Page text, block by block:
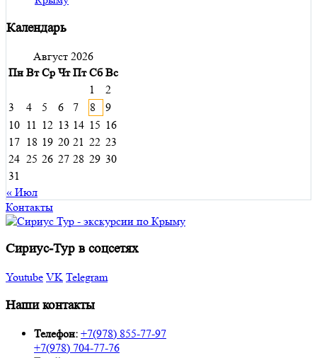
Календарь
Август 2026
Пн Вт Ср Чт Пт Сб Вс
1
2
3
4 5 6 7 8
9
10 11 12 13 14 15 16
17 18 19 20 21 22 23
24 25 26 27 28 29 30
31
« Июл
Контакты
Сириус-Тур в соцсетях
Youtube VK Telegram
Наши контакты
Телефон: +7(978) 855-77-97
+7(978) 704-77-76